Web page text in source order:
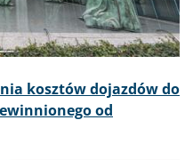
kosztów dojazdów do
od